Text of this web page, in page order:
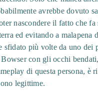
avrebbe dovuto
nascondere il fatto che
ed evitando a malapena
più volte da uno
con gli occhi
di questa persona, è
legittime.